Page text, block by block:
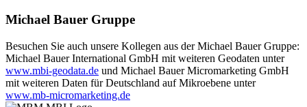
Michael Bauer Gruppe
Besuchen Sie auch unsere Kollegen aus der Michael Bauer Gruppe:
Michael Bauer International GmbH mit weiteren Geodaten unter
www.mbi-geodata.de und Michael Bauer Micromarketing GmbH
mit weiteren Daten für Deutschland auf Mikroebene unter
www.mb-micromarketing.de